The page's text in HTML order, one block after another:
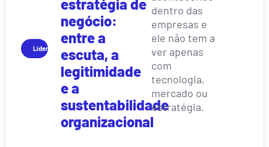
Liderança
estratégia de
negócio:
entre a
escuta, a
legitimidade
e a
sustentabilidade
organizacional
dentro das
empresas e
ele não tem a
ver apenas
com
tecnologia,
mercado ou
estratégia.